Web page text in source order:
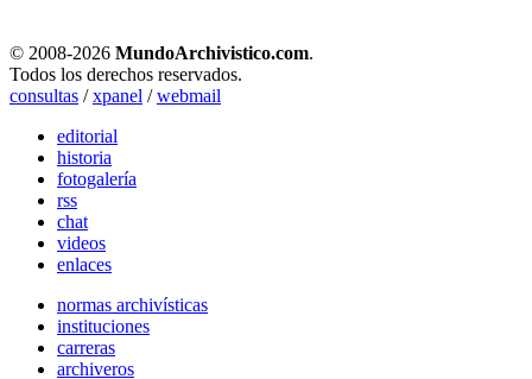
© 2008-2026 MundoArchivistico.com.
Todos los derechos reservados.
consultas /xpanel /webmail
editorial
historia
fotogalería
rss
chat
videos
enlaces
normas archivísticas
instituciones
carreras
archiveros